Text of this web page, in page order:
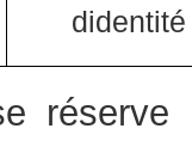
didentité
réserve